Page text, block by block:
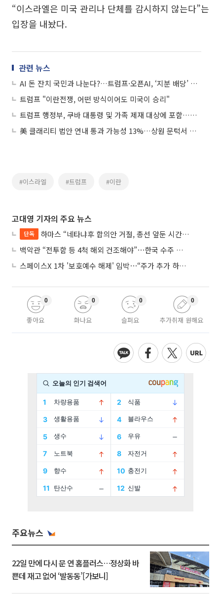
“이스라엘은 미국 관리나 단체를 감시하지 않는다”는
입장을 내놨다.
관련 뉴스
AI 돈 잔치 국민과 나눈다?…트럼프·오픈AI, ‘지분 배당’ 방안 모색
트럼프 "이란전쟁, 어떤 방식이어도 미국이 승리"
트럼프 행정부, 쿠바 대통령 및 가족 제재 대상에 포함…압박 강화
美 클래리티 법안 연내 통과 가능성 13%…상원 문턱서 제동
#이스라엘 #트럼프 #이란
고대영 기자의 주요 뉴스
단독
하마스 “네타냐후 합의안 거절, 총선 앞둔 시간 끌기”
백악관 “전투함 등 4척 해외 건조해야”⋯한국 수주 기대
스페이스X 1차 '보호예수 해제' 임박⋯“주가 추가 하락 가능성”
좋아요
0
화나요
0
슬퍼요
0
추가취재 원해요
0
주요뉴스
22일 만에 다시 문 연 홈플러스…정상화 바
쁜데 재고 없어 ‘발동동’[가보니]